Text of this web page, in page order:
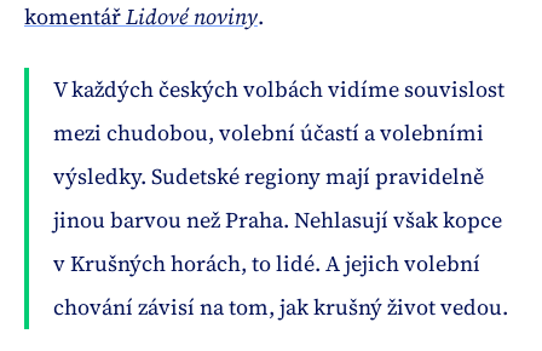
komentářLidové noviny.
V každých českých volbách vidíme souvislost
mezi chudobou, volební účastí a volebními
výsledky. Sudetské regiony mají pravidelně
jinou barvou než Praha. Nehlasují však kopce
v Krušných horách, to lidé. A jejich volební
chování závisí na tom, jak krušný život vedou.